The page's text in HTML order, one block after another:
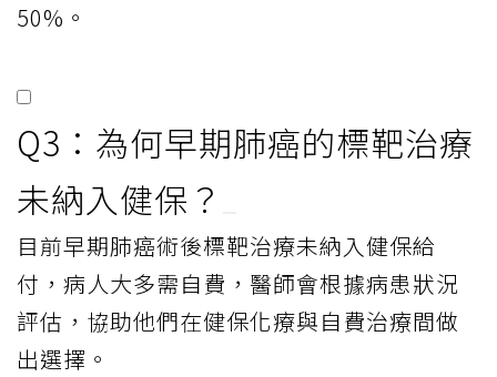
50%。
Q3：為何早期肺癌的標靶治療
未納入健保？
目前早期肺癌術後標靶治療未納入健保給
付，病人大多需自費，醫師會根據病患狀況
評估，協助他們在健保化療與自費治療間做
出選擇。